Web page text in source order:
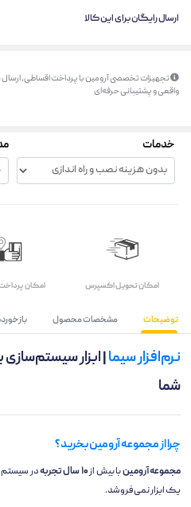
ارسال رایگان برای این کالا
تجهیزات تخصصی آرومین با پرداخت اقساطی، ارسال
واقعی و پشتیبانی حرفه‌ای
خدمات
اﻣﮑﺎن ﺗﺤﻮﯾﻞ اﮐﺴﭙﺮس امکان
توضیحات مشخصات محصول
نرم‌افزار سیما| ابزار
شما
چرا از مجموعه آرومین بخرید؟
مجموعه آرومینبا بیش از۱۰ سال تجربه
در
یک ابزار نمی‌فروشد.